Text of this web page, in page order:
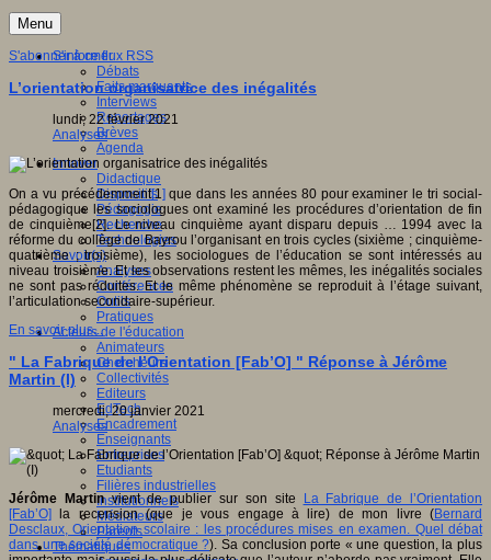
Menu
S'informer
Débats
Faits marquants
Interviews
Reportages
Brèves
Agenda
Innover
Didactique
Dispositifs
Pédagogie
Recherche
Technologies
Savoir(s)
Analyses
Conférences
Outils
Pratiques
Acteurs de l'éducation
Animateurs
Chercheurs
Collectivités
Editeurs
EdTech
Encadrement
Enseignants
Entreprises
Etudiants
Filières industrielles
Institutionnels
Médiateurs
Parents
Thématiques
S'abonner à ce flux RSS
L’orientation organisatrice des inégalités
lundi, 22 février 2021
Analyses
On a vu précédemment[1] que dans les années 80 pour examiner le tri social-
pédagogique les sociologues ont examiné les procédures d’orientation de fin
de cinquième[2]. Le niveau cinquième ayant disparu depuis … 1994 avec la
réforme du collège de Bayrou l’organisant en trois cycles (sixième ; cinquième-
quatrième ; troisième), les sociologues de l’éducation se sont intéressés au
niveau troisième. Et les observations restent les mêmes, les inégalités sociales
ne sont pas réduites. Et le même phénomène se reproduit à l’étage suivant,
l’articulation secondaire-supérieur.
En savoir plus...
" La Fabrique de l’Orientation [Fab’O] " Réponse à Jérôme
Martin (I)
mercredi, 20 janvier 2021
Analyses
Jérôme Martinvient de publier sur son site
La Fabrique de l’Orientation
[Fab’O] la recension (que je vous engage à lire) de mon livre (Bernard
Desclaux, Orientation scolaire : les procédures mises en examen. Quel débat
dans une société démocratique ?). Sa conclusion porte « une question, la plus